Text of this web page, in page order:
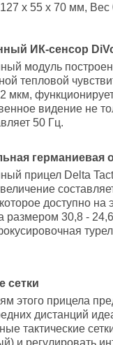
x 55 x 70 мм, Вес
ИК-сенсор
модуль
тепловой
мкм,
видение не
50 Гц.
германиевая
прицел Delta
доступно на
размером 30,8 -
сетки
этого прицела
дистанций
тактические
и регулировать